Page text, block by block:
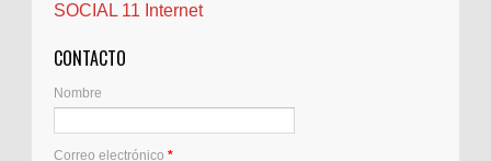
Comentarios de la afición
Controller Zaragoza
Córdoba
Crisis
SOCIAL 11 Internet
CONTACTO
Nombre
Correo electrónico *